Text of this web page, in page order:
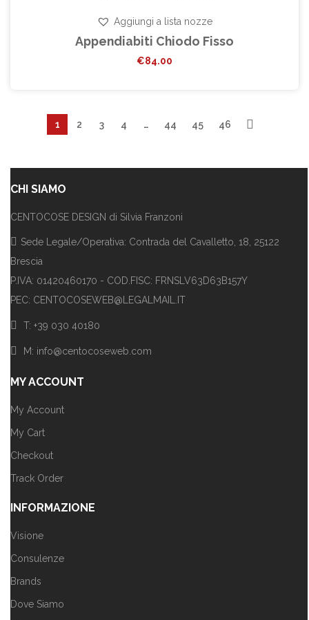
Aggiungi a lista nozze
Appendiabiti Chiodo Fisso
€84.00
1 2 3 4 … 44 45 46
CHI SIAMO
CENTOCOSE DESIGN di Silvia Franzoni
Sede Legale/Operativa: Contrada del Cavalletto, 18, 25122
Brescia
P.IVA: 01420460170 - COD.FISC: FRNSLV63D63B157Y
PEC: CENTOCOSEWEB@LEGALMAIL.IT
T: +39 030 40180
M: info@centocoseweb.com
MY ACCOUNT
My Account
My Cart
Checkout
Track Order
INFORMAZIONE
Visione
Consulenze
Brands
Dove Siamo